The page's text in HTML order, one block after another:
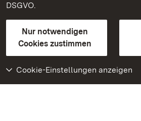
DSGVO.
Nur notwendigen
Cookies zustimmen
Cookie-Einstellungen anzeigen
Kontakt
GebärdenspracheLeichte Sprache
Erklärung zur Barrierefreiheit
BITV-konform (geprüfte Seiten)
Weiteres